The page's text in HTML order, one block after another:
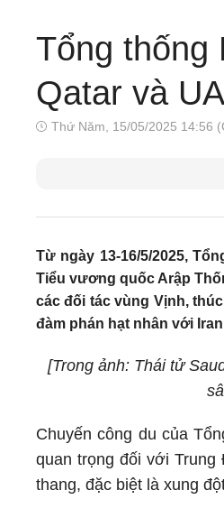
Tổng thống
Qatar và
Thứ Năm, 15/05/2025 14:56
Từ ngày 13-16/5/2025,
Tiểu vương quốc Arập
các đối tác vùng Vịnh,
đàm phán hạt nhân với
[Trong ảnh: Thái tử
Chuyến công du của
quan trọng đối với
thang, đặc biệt là xung